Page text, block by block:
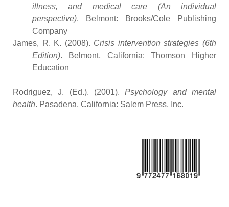
illness, and medical care (An individual
perspective). Belmont: Brooks/Cole Publishing
Company
James, R. K. (2008). Crisis intervention strategies (6th
Edition). Belmont, California: Thomson Higher
Education
Rodriguez, J. (Ed.). (2001).Psychology and mental
health. Pasadena, California: Salem Press, Inc.